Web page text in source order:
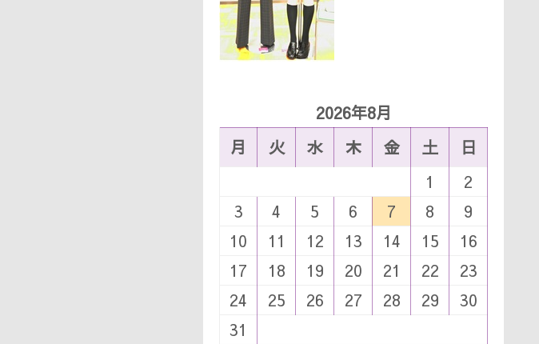
キ
使
っ
て
く
2026年8月
月
火 水 木 金 土
日
1
2
3
4 5 6 7 8
9
10
11 12 13 14 15
16
17
18 19 20 21 22
23
24
25 26 27 28 29
30
31